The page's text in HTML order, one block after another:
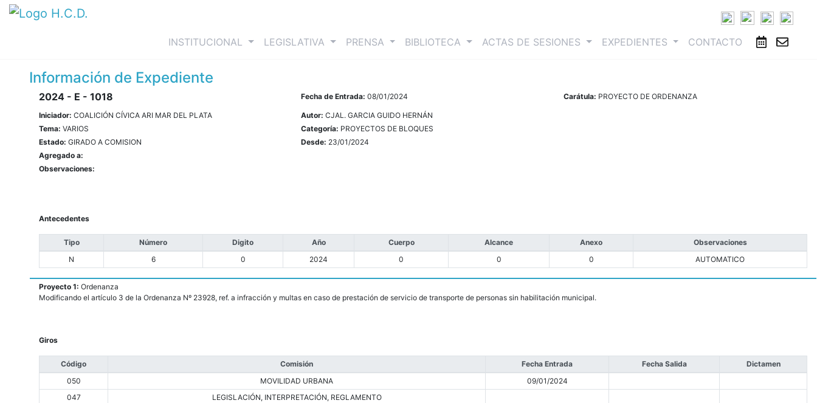
INSTITUCIONAL (current)LEGISLATIVA PRENSA BIBLIOTECA ACTAS DE SESIONES EXPEDIENTES CONTACTO
Información de Expediente
2024 - E - 1018 Fecha de Entrada:08/01/2024 Carátula: PROYECTO DE ORDENANZA
Iniciador: COALICIÓN CÍVICA ARI MAR DEL PLATA Autor:CJAL. GARCIA GUIDO HERNÁN
Tema: VARIOS Categoría: PROYECTOS DE BLOQUES
Estado: GIRADO A COMISION Desde: 23/01/2024
Agregado a:
Observaciones:
Antecedentes
Tipo Número Digito Año Cuerpo Alcance Anexo
Observaciones
N
6 0 2024 0 0 0 AUTOMATICO
Proyecto 1: Ordenanza
Modificando el artículo 3 de la Ordenanza Nº 23928, ref. a infracción y multas en caso de prestación de servicio de transporte de personas sin habilitación municipal.
Giros
Código Comisión Fecha Entrada Fecha Salida
Dictamen
050
MOVILIDAD URBANA
09/01/2024
047
LEGISLACIÓN, INTERPRETACIÓN, REGLAMENTO